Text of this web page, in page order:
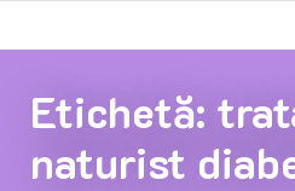
Etichetă:
naturist